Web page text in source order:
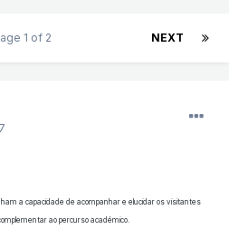
NEXT
1 of 2
a capacidade de acompanhar e elucidar os visitantes
ao percurso académico.